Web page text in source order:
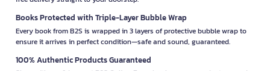
Books Protected with Triple-Layer Bubble Wrap
Every book from B2S is wrapped in 3 layers of protective bubble wrap to
ensure it arrives in perfect condition—safe and sound, guaranteed.
100% Authentic Products Guaranteed